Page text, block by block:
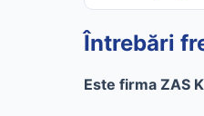
Întrebări
Este firma ZAS